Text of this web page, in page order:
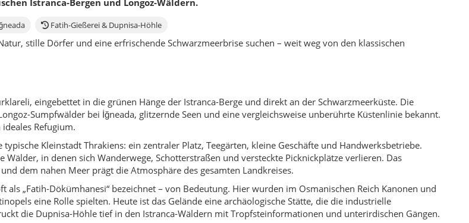
„Fatih-Dökümhanesi“ bezeichnet – von Bedeutung. Hier wurden im Osmanischen Reich Kanonen und
eine Rolle spielten. Heute ist das Gelände eine archäologische Stätte, die die industrielle
die Dupnisa-Höhle tief in den Istranca-Wäldern mit Tropfsteinformationen und unterirdischen Gängen.
Pomakische, thrakische, bulgarische und anatolische Wurzeln mischen sich in Sprache, Küche und
Landwirtschaft, etwas Fischerei und zunehmend vom Naturtourismus. In den Teehäusern
angenehm entschleunigten Tempo abläuft.
Landwirtschaft, Viehzucht und Dienstleistungen für Besucher – von Pensionen und kleinen Hotels
Nähe zu Istanbul macht Demirköy besonders für Wochenendgäste attraktiv, die dem Großstadtlärm
Wald und Meer: Morgens der Duft von feuchter Erde und Kiefernadeln in den Bergen, nachmittags das
zu einem Ort, an dem man durchatmen, wandern, an Seen picknicken, in Hängematten lesen oder am
der leise, aber eindringlich sein eigenes Lied singt.
und den Wurzeln der Bevölkerung geprägt ist. Viele Familien haben pomakische oder bulgarisch-